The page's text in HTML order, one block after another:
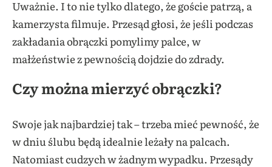
Uważnie. I to nie tylko dlatego, że goście patrzą, a
kamerzysta filmuje. Przesąd głosi, że jeśli podczas
zakładania obrączki pomylimy palce, w
małżeństwie z pewnością dojdzie do zdrady.
Czy można mierzyć obrączki?
Swoje jak najbardziej tak – trzeba mieć pewność, że
w dniu ślubu będą idealnie leżały na palcach.
Natomiast cudzych w żadnym wypadku. Przesądy